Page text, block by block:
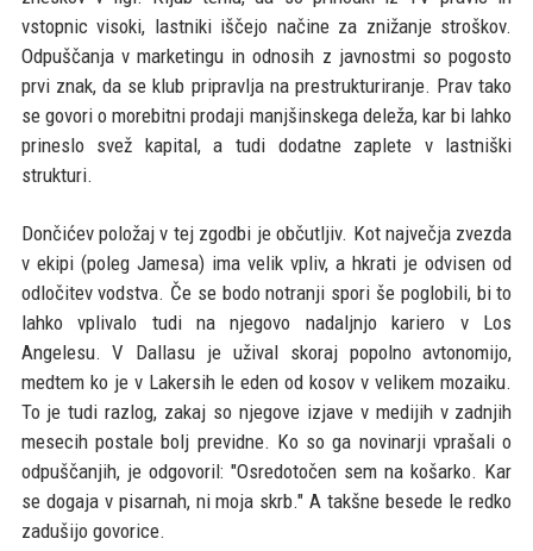
vstopnic visoki, lastniki iščejo načine za znižanje stroškov.
Odpuščanja v marketingu in odnosih z javnostmi so pogosto
prvi znak, da se klub pripravlja na prestrukturiranje. Prav tako
se govori o morebitni prodaji manjšinskega deleža, kar bi lahko
prineslo svež kapital, a tudi dodatne zaplete v lastniški
strukturi.
Dončićev položaj v tej zgodbi je občutljiv. Kot največja zvezda
v ekipi (poleg Jamesa) ima velik vpliv, a hkrati je odvisen od
odločitev vodstva. Če se bodo notranji spori še poglobili, bi to
lahko vplivalo tudi na njegovo nadaljnjo kariero v Los
Angelesu. V Dallasu je užival skoraj popolno avtonomijo,
medtem ko je v Lakersih le eden od kosov v velikem mozaiku.
To je tudi razlog, zakaj so njegove izjave v medijih v zadnjih
mesecih postale bolj previdne. Ko so ga novinarji vprašali o
odpuščanjih, je odgovoril: "Osredotočen sem na košarko. Kar
se dogaja v pisarnah, ni moja skrb." A takšne besede le redko
zadušijo govorice.